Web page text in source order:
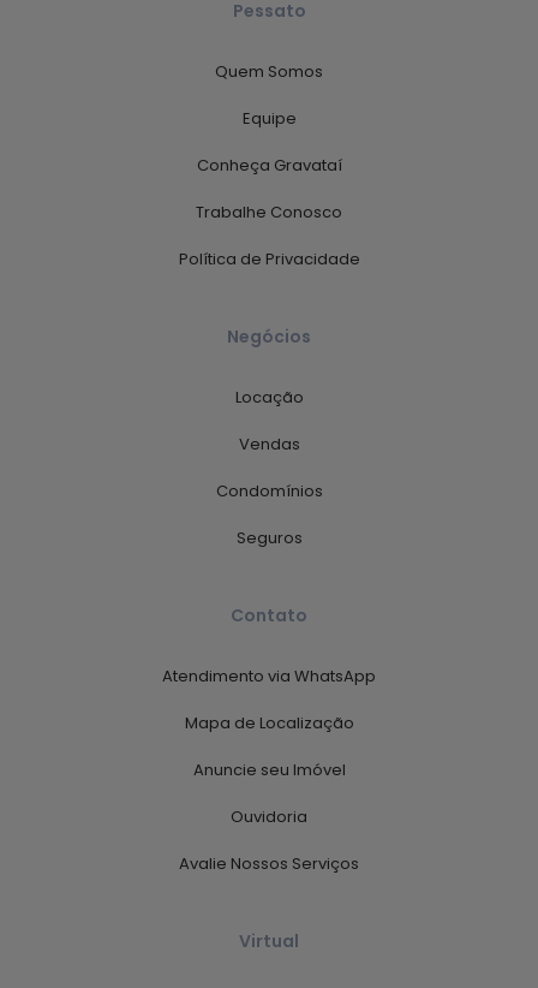
Pessato
Quem Somos
Equipe
Conheça Gravataí
Trabalhe Conosco
Política de Privacidade
Negócios
Locação
Vendas
Condomínios
Seguros
Contato
Atendimento via WhatsApp
Mapa de Localização
Anuncie seu Imóvel
Ouvidoria
Avalie Nossos Serviços
Virtual